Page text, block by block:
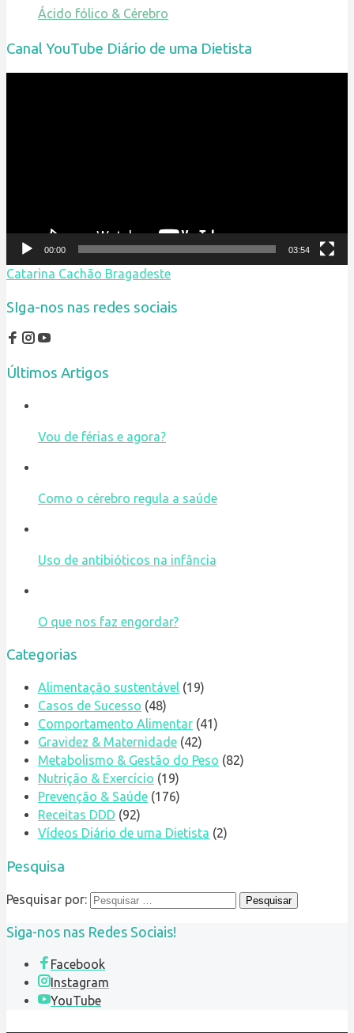
Ácido fólico & Cérebro
Canal YouTube Diário de uma Dietista
00:00 03:54
Catarina Cachão Bragadeste
SIga-nos nas redes sociais
Últimos Artigos
Vou de férias e agora?
Como o cérebro regula a saúde
Uso de antibióticos na infância
O que nos faz engordar?
Categorias
Alimentação sustentável (19)
Casos de Sucesso (48)
Comportamento Alimentar (41)
Gravidez & Maternidade (42)
Metabolismo & Gestão do Peso (82)
Nutrição & Exercício (19)
Prevenção & Saúde (176)
Receitas DDD (92)
Vídeos Diário de uma Dietista (2)
Pesquisa
Pesquisar por:
Siga-nos nas Redes Sociais!
Facebook
Instagram
YouTube